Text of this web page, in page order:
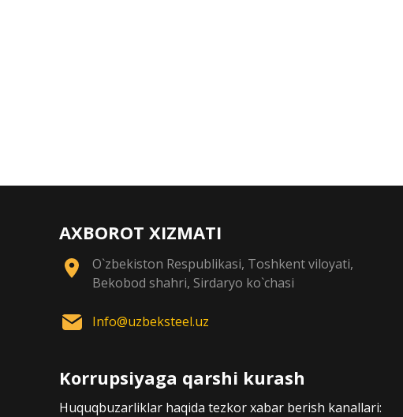
AXBOROT XIZMATI
O`zbekiston Respublikasi, Toshkent viloyati,
Bekobod shahri, Sirdaryo ko`chasi
Info@uzbeksteel.uz
Korrupsiyaga qarshi kurash
Huquqbuzarliklar haqida tezkor xabar berish kanallari: